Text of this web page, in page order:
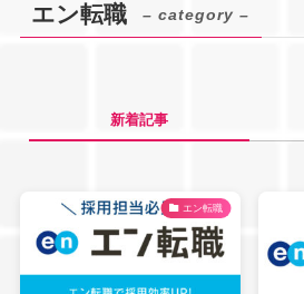
エン転職 – category –
新着記事
エン転職